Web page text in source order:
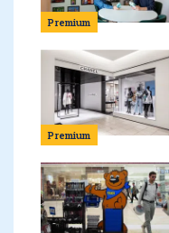
Premium
Premium